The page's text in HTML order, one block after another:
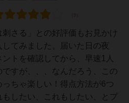
刺さる」との好評価もお見かけ
してみました。届いた日の夜
トを確認してから、早速1人
ですが、、、なんだろう、この
っちゃ楽しい！得点方法が6つ
もしたい、これもしたい、とプ